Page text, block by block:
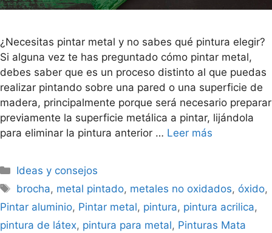
¿Necesitas pintar metal y no sabes qué pintura elegir?
Si alguna vez te has preguntado cómo pintar metal,
debes saber que es un proceso distinto al que puedas
realizar pintando sobre una pared o una superficie de
madera, principalmente porque será necesario preparar
previamente la superficie metálica a pintar, lijándola
para eliminar la pintura anterior … Leer más
Ideas y consejos
brocha, metal pintado, metales no oxidados, óxido,
Pintar aluminio, Pintar metal, pintura, pintura acrilica,
pintura de látex, pintura para metal, Pinturas Mata